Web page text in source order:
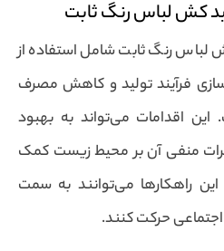
کش لباس رنگ ثابت
لباس رنگ ثابت شامل استفاده از
فرآیند تولید و کاهش مصرف
اقدامات می‌تواند به بهبود
منفی آن بر محیط زیست کمک
این راهکارها می‌توانند به سمت
حرکت کنند.